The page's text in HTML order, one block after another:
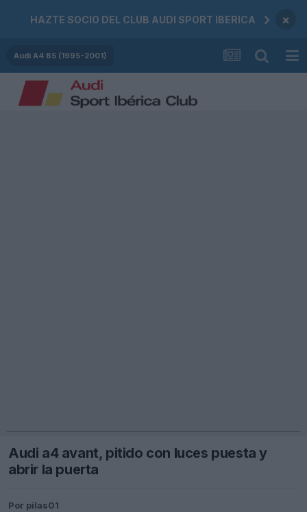
HAZTE SOCIO DEL CLUB AUDI SPORT IBERICA ×
Audi A4 B5 (1995-2001)
Audi a4 avant, pitido con luces puesta y
abrir la puerta
Por pilas01